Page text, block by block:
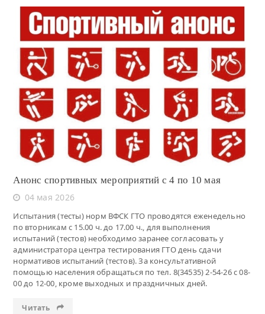
Читать
Анонс спортивных мероприятий с 4 по 10 мая
04 мая 2026
Испытания (тесты) норм ВФСК ГТО проводятся еженедельно
по вторникам с 15.00 ч. до 17.00 ч., для выполнения
испытаний (тестов) необходимо заранее согласовать у
администратора центра тестирования ГТО день сдачи
нормативов испытаний (тестов). За консультативной
помощью населения обращаться по тел. 8(34535) 2-54-26 с 08-
00 до 12-00, кроме выходных и праздничных дней.
Читать